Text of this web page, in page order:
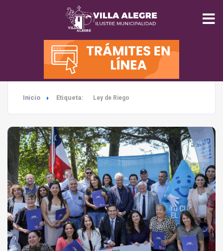
INICIO
MUNICIPALIDAD
EDUCACIÓN
SALUD
TURISMO
MEDIO AMBIENTE
Inicio Etiqueta: Ley de Riego